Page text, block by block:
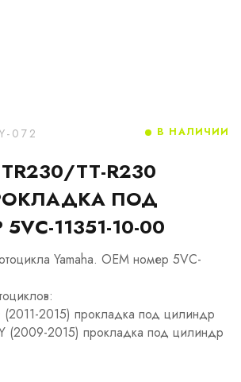
072
TT-R230
ПОД
11351-10-00
Yamaha. OEM номер 5VC-
2015) прокладка под цилиндр
(2009-2015) прокладка под цилиндр
В НАЛИЧИИ